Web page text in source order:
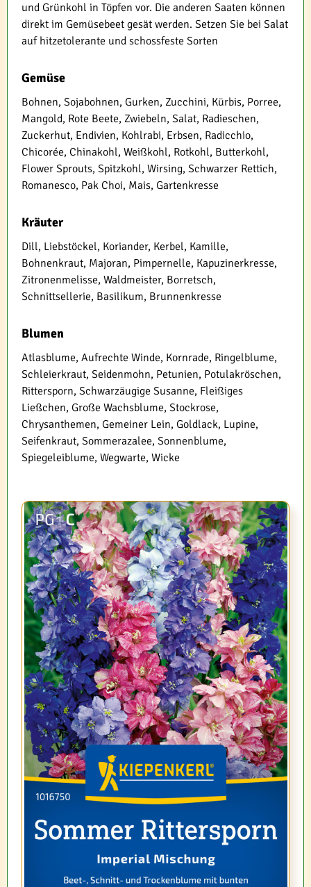
und Grünkohl in Töpfen vor. Die anderen Saaten können
direkt im Gemüsebeet gesät werden. Setzen Sie bei Salat
auf hitzetolerante und schossfeste Sorten
Gemüse
Bohnen, Sojabohnen, Gurken, Zucchini, Kürbis, Porree,
Mangold, Rote Beete, Zwiebeln, Salat, Radieschen,
Zuckerhut, Endivien, Kohlrabi, Erbsen, Radicchio,
Chicorée, Chinakohl, Weißkohl, Rotkohl, Butterkohl,
Flower Sprouts, Spitzkohl, Wirsing, Schwarzer Rettich,
Romanesco, Pak Choi, Mais, Gartenkresse
Kräuter
Dill, Liebstöckel, Koriander, Kerbel, Kamille,
Bohnenkraut, Majoran, Pimpernelle, Kapuzinerkresse,
Zitronenmelisse, Waldmeister, Borretsch,
Schnittsellerie, Basilikum, Brunnenkresse
Blumen
Atlasblume, Aufrechte Winde, Kornrade, Ringelblume,
Schleierkraut, Seidenmohn, Petunien, Potulakröschen,
Rittersporn, Schwarzäugige Susanne, Fleißiges
Ließchen, Große Wachsblume, Stockrose,
Chrysanthemen, Gemeiner Lein, Goldlack, Lupine,
Seifenkraut, Sommerazalee, Sonnenblume,
Spiegeleiblume, Wegwarte, Wicke